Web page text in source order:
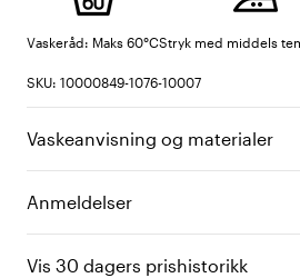
Vaskeråd: Maks 60°CStryk med middels
SKU: 10000849-1076-10007
Vaskeanvisning og materialer
Anmeldelser
Vis 30 dagers prishistorikk